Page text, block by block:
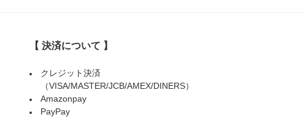
【 決済について 】
クレジット決済
（VISA/MASTER/JCB/AMEX/DINERS）
Amazonpay
PayPay